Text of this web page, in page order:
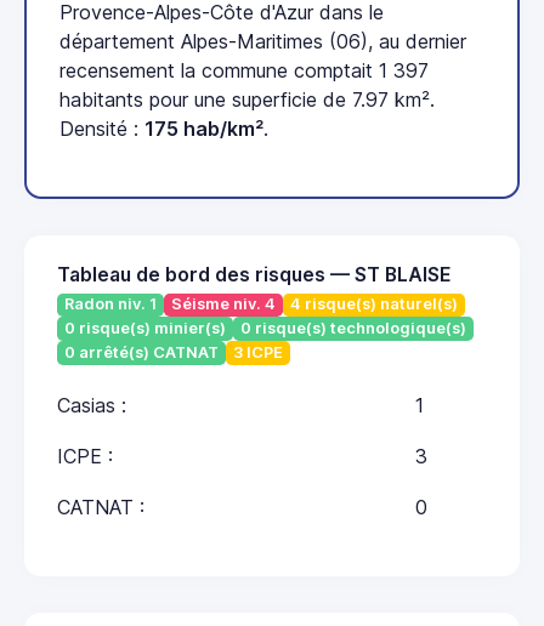
Provence-Alpes-Côte d'Azur dans le
département Alpes-Maritimes (06), au dernier
recensement la commune comptait 1 397
habitants pour une superficie de 7.97 km².
Densité : 175 hab/km².
Tableau de bord des risques — ST BLAISE
Radon niv. 1 Séisme niv. 4
4 risque(s) naturel(s)
0 risque(s) minier(s)
0 risque(s) technologique(s)
0 arrêté(s) CATNAT
3 ICPE
Casias : 1
ICPE : 3
CATNAT : 0